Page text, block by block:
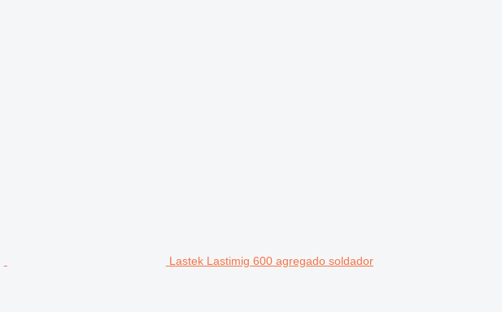
Lastek Lastimig 600 agregado soldador